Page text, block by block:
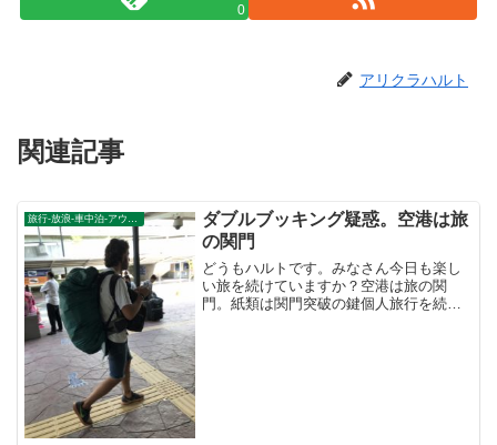
0
アリクラハルト
関連記事
ダブルブッキング疑惑。空港は旅
の関門
どうもハルトです。みなさん今日も楽し
い旅を続けていますか？空港は旅の関
門。紙類は関門突破の鍵個人旅行を続け